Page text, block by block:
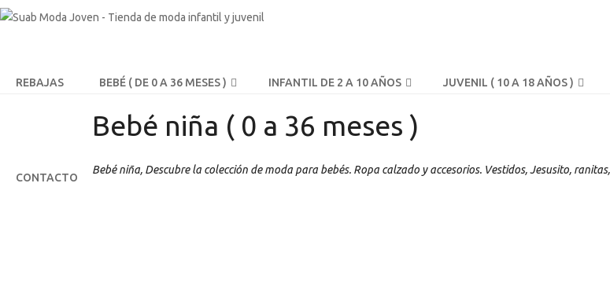
REBAJAS BEBÉ ( DE 0 A 36 MESES ) INFANTIL DE 2 A 10 AÑOS JUVENIL ( 10 A 18 AÑOS )
CONTACTO
Bebé niña ( 0 a 36 meses )
Bebé niña, Descubre la colección de moda para bebés. Ropa calzado y accesorios. Vestidos, Jesusito,